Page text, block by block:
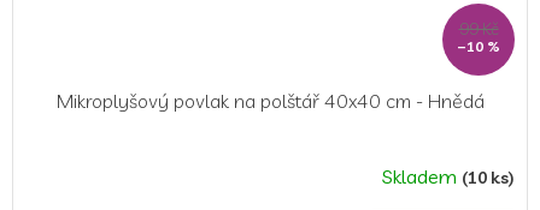
99 Kč
–10 %
Mikroplyšový povlak na polštář 40x40 cm - Hnědá
Skladem (10 ks)